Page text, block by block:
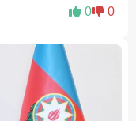
0 0